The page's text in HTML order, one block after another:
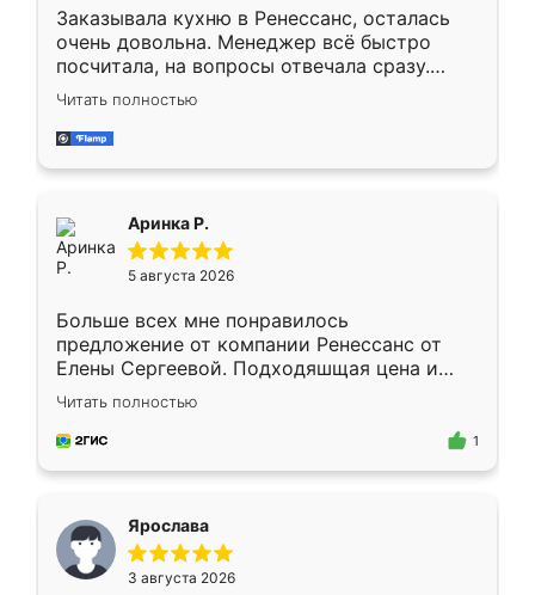
Заказывала кухню в Ренессанс, осталась
очень довольна. Менеджер всё быстро
посчитала, на вопросы отвечала сразу.
Замерщик приехал в субботу, подошёл к
делу со всей ответственностью. Собрали
за день, ребята работали аккуратно, даже
Читать полностью
Аринка Р.
5 августа 2026
Больше всех мне понравилось
предложение от компании Ренессанс от
Елены Сергеевой. Подходяшщая цена и
короткие сроки изготовления. Приехавший
для замера сотрудник Владислав
предложил по моему эскизу самый
Читать полностью
1
Ярослава
3 августа 2026